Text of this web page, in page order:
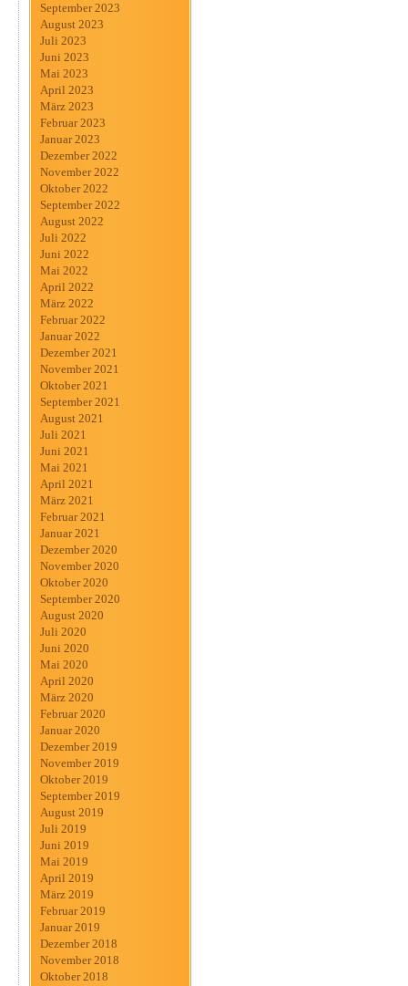
September 2023
August 2023
Juli 2023
Juni 2023
Mai 2023
April 2023
März 2023
Februar 2023
Januar 2023
Dezember 2022
November 2022
Oktober 2022
September 2022
August 2022
Juli 2022
Juni 2022
Mai 2022
April 2022
März 2022
Februar 2022
Januar 2022
Dezember 2021
November 2021
Oktober 2021
September 2021
August 2021
Juli 2021
Juni 2021
Mai 2021
April 2021
März 2021
Februar 2021
Januar 2021
Dezember 2020
November 2020
Oktober 2020
September 2020
August 2020
Juli 2020
Juni 2020
Mai 2020
April 2020
März 2020
Februar 2020
Januar 2020
Dezember 2019
November 2019
Oktober 2019
September 2019
August 2019
Juli 2019
Juni 2019
Mai 2019
April 2019
März 2019
Februar 2019
Januar 2019
Dezember 2018
November 2018
Oktober 2018